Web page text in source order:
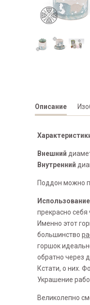
Описание
Внешний
Внутренний
Поддон можно
прекрасно
Именно этот
большинство
горшок
обратно через
Кстати, о них.
Украшение
Великолепно